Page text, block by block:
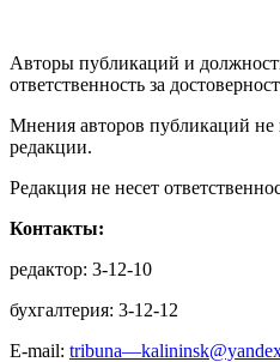
Авторы публикаций и
ответственность за
Мнения авторов публикаций не
редакции.
Редакция не несет
Контакты:
редактор: 3-12-10
бухгалтерия: 3-12-12
E-mail: